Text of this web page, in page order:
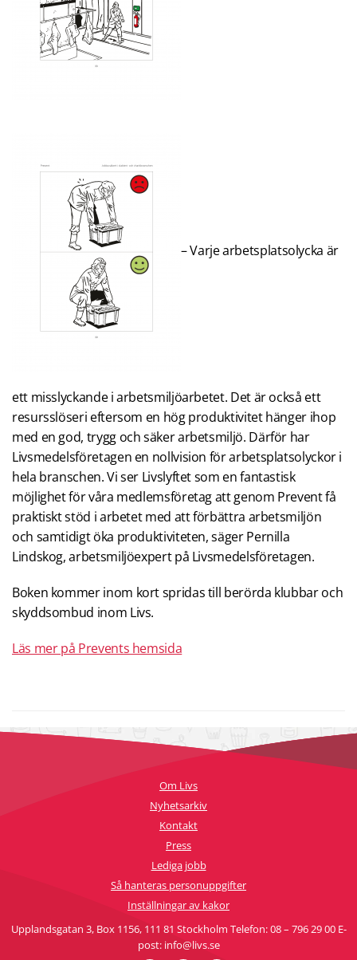
– Varje arbetsplatsolycka är
ett misslyckande i arbetsmiljöarbetet. Det är också ett
resursslöseri eftersom en hög produktivitet hänger ihop
med en god, trygg och säker arbetsmiljö. Därför har
Livsmedelsföretagen en nollvision för arbetsplatsolyckor i
hela branschen. Vi ser Livslyftet som en fantastisk
möjlighet för våra medlemsföretag att genom Prevent få
praktiskt stöd i arbetet med att förbättra arbetsmiljön
och samtidigt öka produktiviteten, säger Pernilla
Lindskog, arbetsmiljöexpert på Livsmedelsföretagen.
Boken kommer inom kort spridas till berörda klubbar och
skyddsombud inom Livs.
Läs mer på Prevents hemsida
Om Livs
Nyhetsarkiv
Kontakt
Press
Lediga jobb
Så hanteras personuppgifter
Inställningar av kakor
Upplandsgatan 3, Box 1156, 111 81 Stockholm Telefon: 08 – 796 29 00 E-
post: info@livs.se